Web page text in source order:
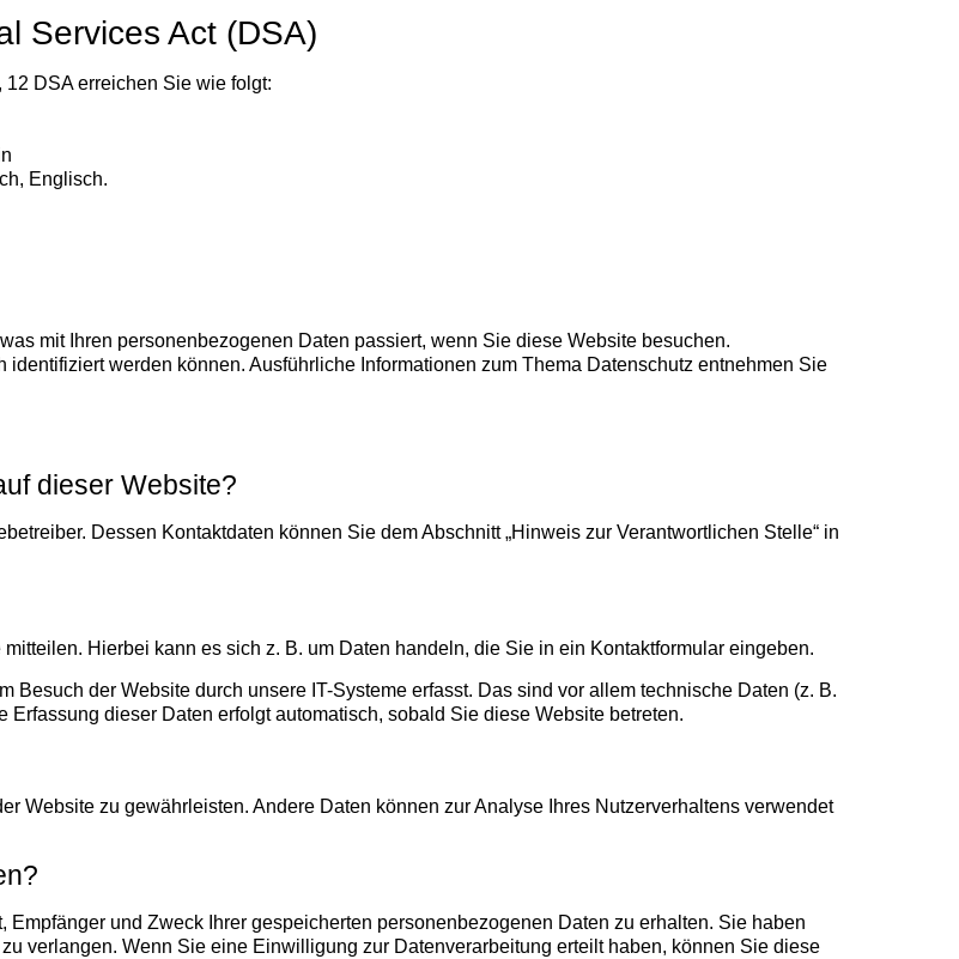
Services Act (DSA)
DSA erreichen Sie wie folgt:
Englisch.
mit Ihren personenbezogenen Daten passiert, wenn Sie diese Website besuchen.
werden können. Ausführliche Informationen zum Thema Datenschutz entnehmen Sie
dieser Website?
Dessen Kontaktdaten können Sie dem Abschnitt „Hinweis zur Verantwortlichen Stelle“ in
Hierbei kann es sich z. B. um Daten handeln, die Sie in ein Kontaktformular eingeben.
der Website durch unsere IT-Systeme erfasst. Das sind vor allem technische Daten (z. B.
Erfassung dieser Daten erfolgt automatisch, sobald Sie diese Website betreten.
Website zu gewährleisten. Andere Daten können zur Analyse Ihres Nutzerverhaltens verwendet
und Zweck Ihrer gespeicherten personenbezogenen Daten zu erhalten. Sie haben
verlangen. Wenn Sie eine Einwilligung zur Datenverarbeitung erteilt haben, können Sie diese